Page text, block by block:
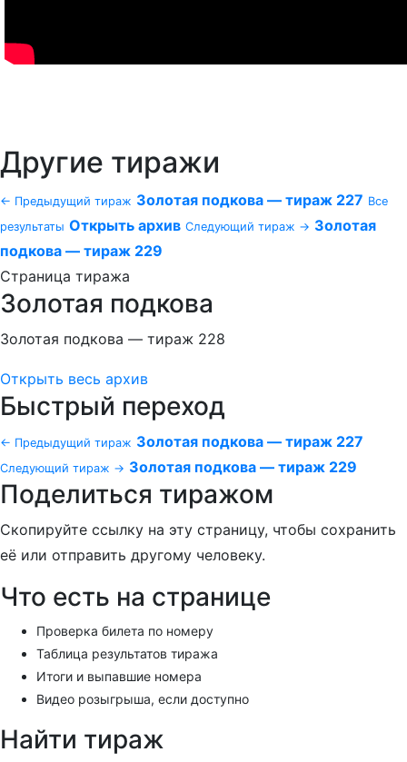
Другие тиражи
← Предыдущий тираж Золотая подкова — тираж 227 Все
результаты Открыть архив Следующий тираж → Золотая
подкова — тираж 229
Страница тиража
Золотая подкова
Золотая подкова — тираж 228
Открыть весь архив
Быстрый переход
← Предыдущий тираж Золотая подкова — тираж 227
Следующий тираж → Золотая подкова — тираж 229
Поделиться тиражом
Скопируйте ссылку на эту страницу, чтобы сохранить
её или отправить другому человеку.
Что есть на странице
Проверка билета по номеру
Таблица результатов тиража
Итоги и выпавшие номера
Видео розыгрыша, если доступно
Найти тираж